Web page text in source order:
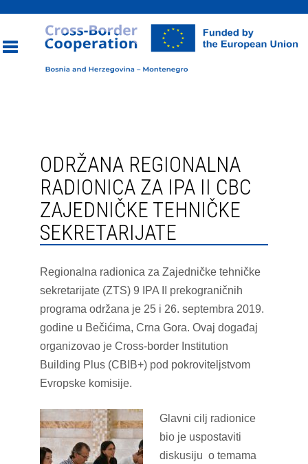
ODRŽANA REGIONALNA
RADIONICA ZA IPA II CBC
ZAJEDNIČKE TEHNIČKE
SEKRETARIJATE
Regionalna radionica za Zajedničke tehničke
sekretarijate (ZTS) 9 IPA II prekograničnih
programa održana je 25 i 26. septembra 2019.
godine u Bečićima, Crna Gora. Ovaj događaj
organizovao je Cross-border Institution
Building Plus (CBIB+) pod pokroviteljstvom
Evropske komisije.
Glavni cilj radionice
bio je uspostaviti
diskusiju o temama